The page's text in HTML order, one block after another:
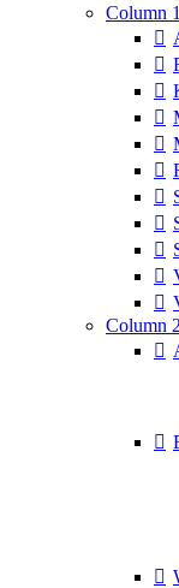
Column 1
Column 2